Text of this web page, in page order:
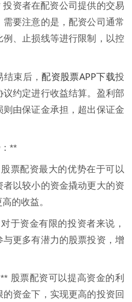
资者在配资公司提供的交易
要注意的是，配资公司通常
、止损线等进行限制，以控
束后， 配资股票APP下载投
约定进行收益结算。盈利部
由保证金承担，超出保证金
**
票配资最大的优势在于可以
以较小的资金撬动更大的资
的收益。
于资金有限的投资者来说，
更多有潜力的股票投资，增
股票配资可以提高资金的利
资金下，实现更高的投资回